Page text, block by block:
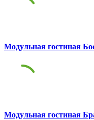
Модульная гостиная
Модульная гостиная